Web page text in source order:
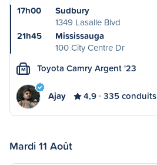
17h00
Sudbury
1349 Lasalle Blvd
21h45
Mississauga
100 City Centre Dr
M Toyota Camry Argent '23
Ajay 4,9 335 conduits
Mardi 11 Août